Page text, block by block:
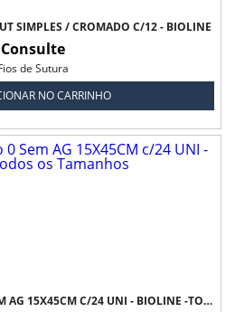
SIMPLES / CROMADO C/12 - BIOLINE
Consulte
de Sutura
NO CARRINHO
FIO DE SUTURA LINHO 0 SEM AG 15X45CM C/24 UNI - BIOLINE -TODOS OS TAMANHOS